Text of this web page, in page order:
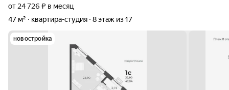
от 24 726 ₽ в месяц
47 м²
квартира-студия 8 этаж из 17
новостройка